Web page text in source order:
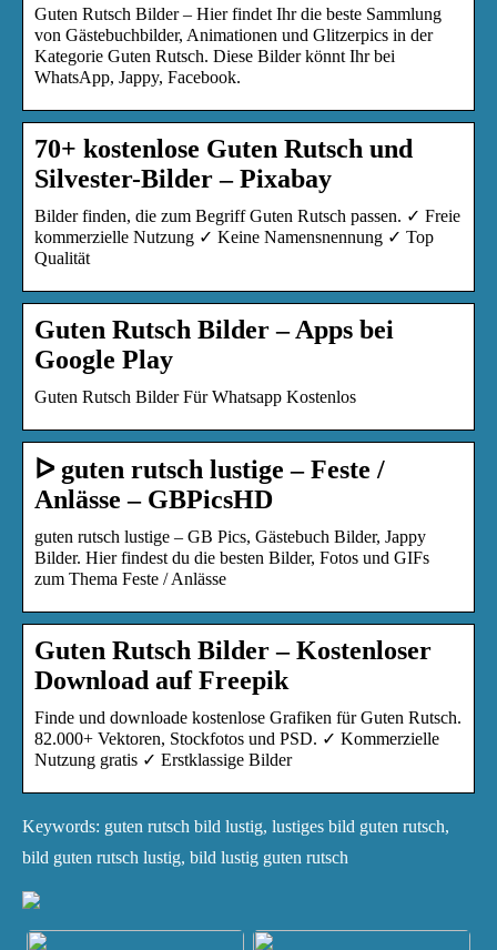
Guten Rutsch Bilder – Hier findet Ihr die beste Sammlung
von Gästebuchbilder, Animationen und Glitzerpics in der
Kategorie Guten Rutsch. Diese Bilder könnt Ihr bei
WhatsApp, Jappy, Facebook.
70+ kostenlose Guten Rutsch und
Silvester-Bilder – Pixabay
Bilder finden, die zum Begriff Guten Rutsch passen. ✓ Freie
kommerzielle Nutzung ✓ Keine Namensnennung ✓ Top
Qualität
Guten Rutsch Bilder – Apps bei
Google Play
Guten Rutsch Bilder Für Whatsapp Kostenlos
ᐅ guten rutsch lustige – Feste /
Anlässe – GBPicsHD
guten rutsch lustige – GB Pics, Gästebuch Bilder, Jappy
Bilder. Hier findest du die besten Bilder, Fotos und GIFs
zum Thema Feste / Anlässe
Guten Rutsch Bilder – Kostenloser
Download auf Freepik
Finde und downloade kostenlose Grafiken für Guten Rutsch.
82.000+ Vektoren, Stockfotos und PSD. ✓ Kommerzielle
Nutzung gratis ✓ Erstklassige Bilder
Keywords: guten rutsch bild lustig, lustiges bild guten rutsch,
bild guten rutsch lustig, bild lustig guten rutsch